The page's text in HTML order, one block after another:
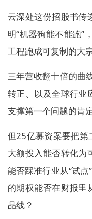
云深处这份招股书传
明“机器狗能不能跑”
工程跑成可复制的大宗
三年营收翻十倍的曲
转正、以及全球行业
支撑第一个问题的肯
但25亿募资案要把
大额投入能否转化为
能否踩准行业从“试点
的期权能否在财报里
品线？